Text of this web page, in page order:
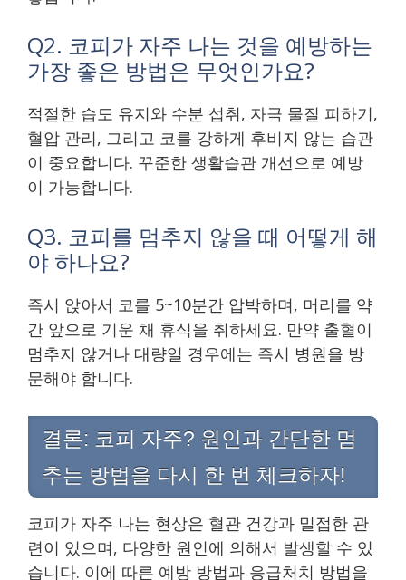
Q2. 코피가 자주 나는 것을 예방하는
가장 좋은 방법은 무엇인가요?
적절한 습도 유지와 수분 섭취, 자극 물질 피하기,
혈압 관리, 그리고 코를 강하게 후비지 않는 습관
이 중요합니다. 꾸준한 생활습관 개선으로 예방
이 가능합니다.
Q3. 코피를 멈추지 않을 때 어떻게 해
야 하나요?
즉시 앉아서 코를 5~10분간 압박하며, 머리를 약
간 앞으로 기운 채 휴식을 취하세요. 만약 출혈이
멈추지 않거나 대량일 경우에는 즉시 병원을 방
문해야 합니다.
결론: 코피 자주? 원인과 간단한 멈
추는 방법을 다시 한 번 체크하자!
코피가 자주 나는 현상은 혈관 건강과 밀접한 관
련이 있으며, 다양한 원인에 의해서 발생할 수 있
습니다. 이에 따른 예방 방법과 응급처치 방법을